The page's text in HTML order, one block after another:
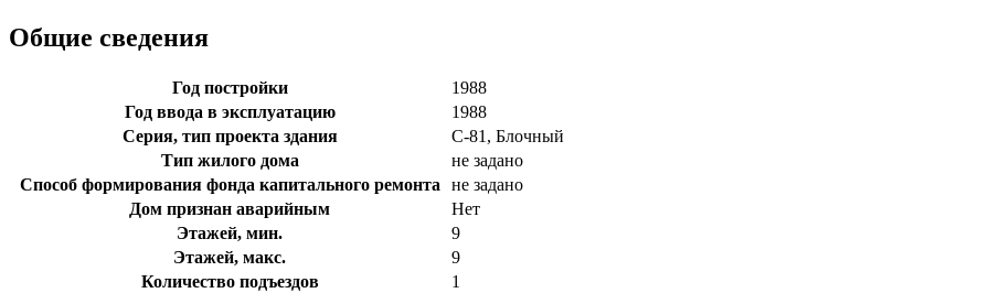
Общие сведения
Год постройки
1988
Год ввода в эксплуатацию
1988
Серия, тип проекта здания
С-81, Блочный
Тип жилого дома
не задано
Способ формирования фонда капитального ремонта
не задано
Дом признан аварийным
Нет
Этажей, мин.
9
Этажей, макс.
9
Количество подъездов
1